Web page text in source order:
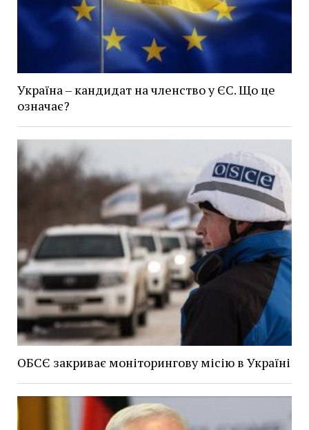
Україна – кандидат на членство у ЄС. Що це
означає?
ОБСЄ закриває моніторингову місію в Україні